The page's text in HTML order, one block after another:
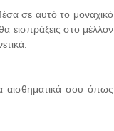
σε αυτό το μοναχικό
εισπράξεις στο μέλλον
αισθηματικά σου όπως